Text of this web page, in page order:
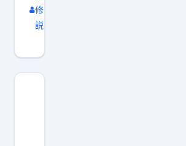
道
，
次
演
修
説